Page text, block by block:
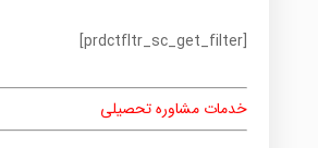
[prdctfltr_sc_get_filter]
خدمات مشاوره تحصیلی